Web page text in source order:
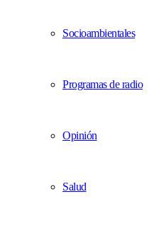
Socioambientales
Programas de radio
Opinión
Salud